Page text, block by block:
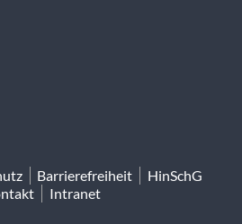
Barrierefreiheit
HinSchG
Intranet